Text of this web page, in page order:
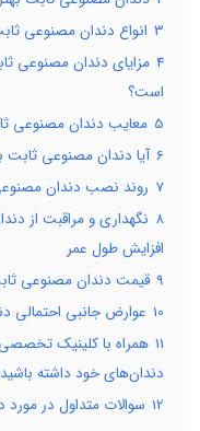
3 انواع دندان مصنوعی
4 مزایای دندان مصنوعی
است؟
5 معایب دندان مصنوعی
6 آیا دندان مصنوعی
7 روند نصب دندان
8 نگهداری و مراقبت از
افزایش طول عمر
9 قیمت دندان مصنوعی
10 عوارض جانبی
11 همراه با کلینیک تخصصی
دندان‌های خود داشته
12 سوالات متداول در